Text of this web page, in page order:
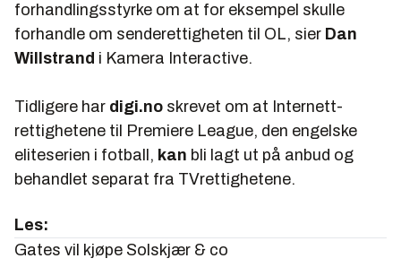
forhandlingsstyrke om at for eksempel skulle
forhandle om senderettigheten til OL, sier Dan
Willstrand i Kamera Interactive.
Tidligere har digi.no skrevet om at Internett-
rettighetene til Premiere League, den engelske
eliteserien i fotball, kan bli lagt ut på anbud og
behandlet separat fra TVrettighetene.
Les:
Gates vil kjøpe Solskjær & co